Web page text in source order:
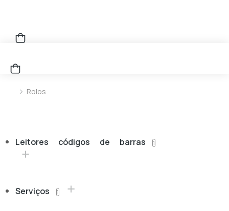
You are here:
Rolos
Leitores códigos de barras 1
Serviços 1